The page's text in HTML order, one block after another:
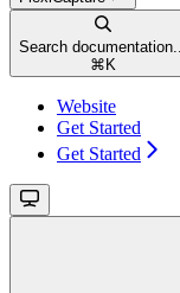
Search documentation...
⌘ K
Website
Get Started
Get Started